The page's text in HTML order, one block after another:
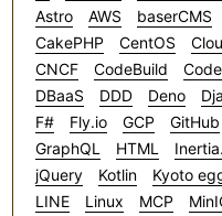
Astro
AWS baserCMS
CakePHP
CentOS
CNCF
CodeBuild
DBaaS
DDD Deno
F#
Fly.io GCP GitHub
GraphQL
HTML
jQuery
Kotlin Kyoto
LINE
Linux MCP